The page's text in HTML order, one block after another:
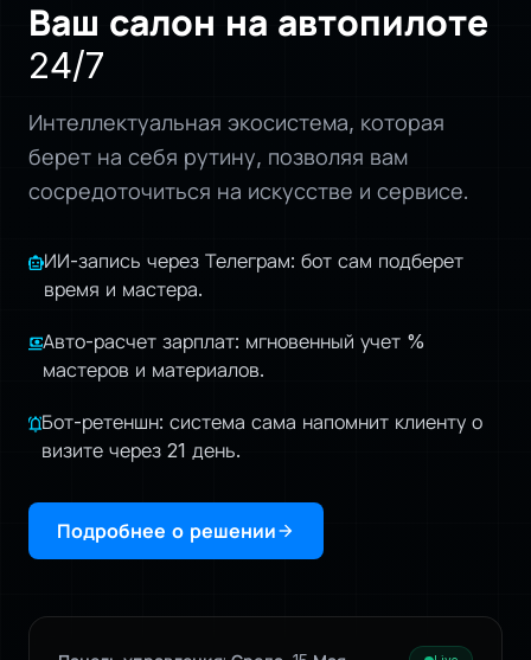
Ваш салон на автопилоте
24/7
Интеллектуальная экосистема, которая
берет на себя рутину, позволяя вам
сосредоточиться на искусстве и сервисе.
smart_toyИИ-запись через Телеграм: бот сам подберет
время и мастера.
paymentsАвто-расчет зарплат: мгновенный учет %
мастеров и материалов.
notifications_activeБот-ретеншн: система сама напомнит клиенту о
визите через 21 день.
Подробнее о решенииarrow_forward